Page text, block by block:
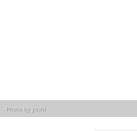
Photo by yoshi